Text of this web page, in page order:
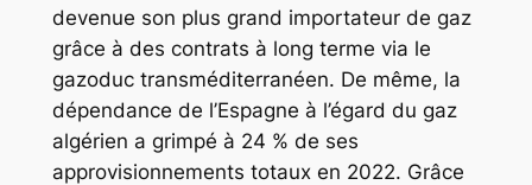
devenue son plus grand importateur de gaz
grâce à des contrats à long terme via le
gazoduc transméditerranéen. De même, la
dépendance de l’Espagne à l’égard du gaz
algérien a grimpé à 24 % de ses
approvisionnements totaux en 2022. Grâce